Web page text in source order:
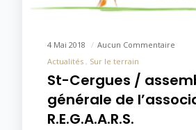
4 Mai 2018
Aucun Commentaire
Actualités
Sur le terrain
St-Cergues /
générale de
R.E.G.A.A.R.S.